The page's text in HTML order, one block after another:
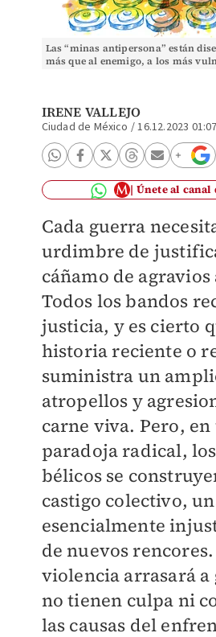
Las “minas antipersona” están
más que al enemigo, a los más
IRENE VALLEJO
Ciudad de México /16.12.2023
Únete al canal
Cada guerra
urdimbre de
cáñamo de
Todos los bandos
justicia, y es cierto
historia reciente o
suministra un
atropellos y
carne viva. Pero, en
paradoja radical,
bélicos se
castigo colectivo,
esencialmente
de nuevos
violencia arrasará a
no tienen culpa ni
las causas del